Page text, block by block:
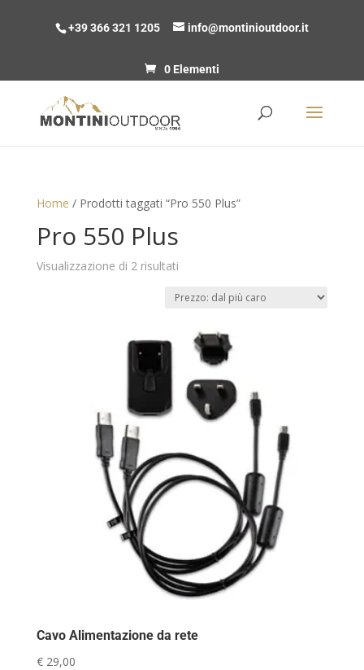
+39 366 321 1205 info@montinioutdoor.it
0 Elementi
Home / Prodotti taggati “Pro 550 Plus”
Pro 550 Plus
Visualizzazione di 2 risultatiPrezzo:
più
Cavo Alimentazione da rete
€29,00